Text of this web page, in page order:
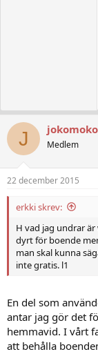
J jokomoko
Medlem
22 december 2015
erkki skrev:
H vad jag undrar
dyrt för boende
man skal kunna
inte gratis. l1
En del som
antar jag gör det
hemmavid. I vårt
att behålla